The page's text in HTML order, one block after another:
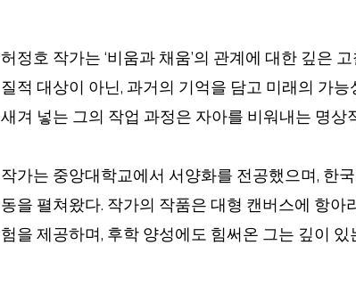
허정호 작가는 ‘비움과 채움’의 관계에 대한 깊은
질적 대상이 아닌, 과거의 기억을 담고 미래의 가
새겨 넣는 그의 작업 과정은 자아를 비워내는 명
작가는 중앙대학교에서 서양화를 전공했으며, 한
동을 펼쳐왔다. 작가의 작품은 대형 캔버스에 항
험을 제공하며, 후학 양성에도 힘써온 그는 깊이